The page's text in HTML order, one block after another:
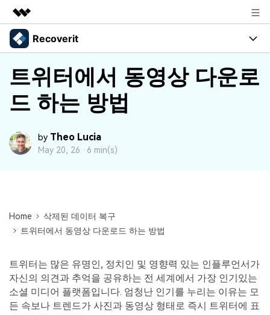
주요 제품
유틸리티
비즈니스
솔루션
회사 소개
뉴스룸
Recoverit
프로그램
Recoverit - Windows 버전
Recoverit - Mac 버전
Mac 시스템에서 무제한 데이터 복구
기능
리커버릿 모든 기능 확인하기
복구 Tips
외장 저장장치 복구
손상된 파일 복구
더 많은 솔루션 찾기
삭제된 미디어 복구
복구 솔루션
삭제된 파일 복구
search
트위터에서 동영상 다운로
드 하는 방법
by Theo Lucia
May 20, 26 · 6 min(s)
Home
삭제된 데이터 복구
트위터에서 동영상 다운로드 하는 방법
트위터는 많은 유명인, 정치인 및 영향력 있는 인플루언서가
자신의 의견과 추억을 공유하는 전 세계에서 가장 인기있는
소셜 미디어 플랫폼입니다. 엄청난 인기를 누리는 이유는 모
든 속보나 트렌드가 사진과 동영상 형태로 즉시 트위터에 표